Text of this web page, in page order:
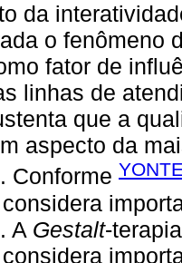
da
o fenômeno
fator de
linhas de
que a
aspecto da
Conforme
A Gestalt-